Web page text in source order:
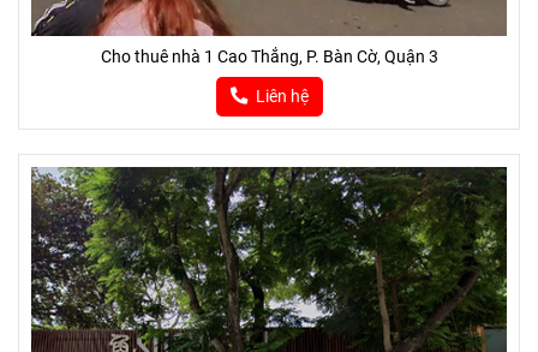
Cho thuê nhà 1 Cao Thắng, P. Bàn Cờ, Quận 3
Liên hệ